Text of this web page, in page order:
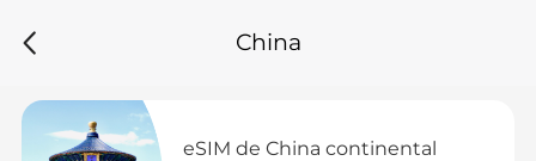
China
eSIM de China continental